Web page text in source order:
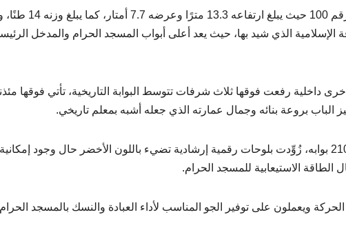
وأفادت الهيئة بأن باب الملك عبدالله وهو الباب رقم 100 حيث
الإسلامية الذي شيد بها، حيث يعد أعلى أبواب المسجد الحرام والمدخل
داخلية رفعت فوقها ثلاث شرفات تتوسط البوابة التاريخية، تأتي فوقها
الباب بروعة بنائه وجمال عمارته الذي جعله أشبه بمعلم تاريخي.
وأبانت الهيئة أن عدد أبواب المسجد الحرام يبلغ 210 بوابه، زُوِّدت بلوحات رقمية إرشادية تضيء باللون الأخضر حال وجود إمكانية
الاستيعابية للمسجد الحرام.
ويعملون على توفير الجو المناسب لأداء العبادة والنسك بالمسجد